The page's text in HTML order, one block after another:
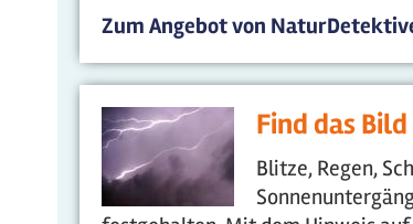
Zum Angebot von
Find das
Blitze, Regen,